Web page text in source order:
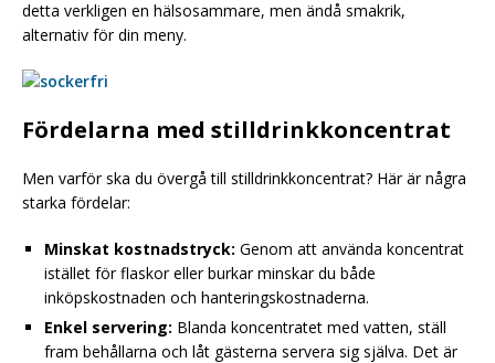
detta verkligen en hälsosammare, men ändå smakrik,
alternativ för din meny.
Fördelarna med stilldrinkkoncentrat
Men varför ska du övergå till stilldrinkkoncentrat? Här är några
starka fördelar:
Minskat kostnadstryck: Genom att använda koncentrat
istället för flaskor eller burkar minskar du både
inköpskostnaden och hanteringskostnaderna.
Enkel servering: Blanda koncentratet med vatten, ställ
fram behållarna och låt gästerna servera sig själva. Det är